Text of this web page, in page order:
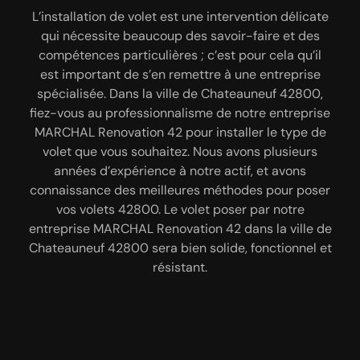
L’installation de volet est une intervention délicate
qui nécessite beaucoup des savoir-faire et des
compétences particulières ; c’est pour cela qu’il
est important de s’en remettre à une entreprise
spécialisée. Dans la ville de Chateauneuf 42800,
fiez-vous au professionnalisme de notre entreprise
MARCHAL Renovation 42 pour installer le type de
volet que vous souhaitez. Nous avons plusieurs
années d’expérience à notre actif, et avons
connaissance des meilleures méthodes pour poser
vos volets 42800. Le volet poser par notre
entreprise MARCHAL Renovation 42 dans la ville de
Chateauneuf 42800 sera bien solide, fonctionnel et
résistant.
années ; fiez-vous à notre entreprise MARCHAL
Renovation 42 pour effectuer un décapage de vos
volets métalliques dans la ville de Chateauneuf
42800. Nous avons à notre service des équipes de
peintres 42800 très professionnelles et
passionnées qui ont connaissance des différentes
méthodes de décapage, telles que : le décapage
chimique, le décapage à la soude ou le décapage
par sablage. Quelle que soit la technique de
décapage que vous souhaitez effectuer, nos
techniciens 42800 vont les réaliser dans le respect
des règles en vigueur.
Disposant de plusieurs années d'expérience dans
le domaine, notre entreprise MARCHAL Renovation
42 saura vous fournir un travail d’excellente qualité
en peinture et en décapage de volet à Chateauneuf
42800. Nos équipes sont des professionnels bien
formé qui saura mener à bien tous les travaux que
vous souhaitez faire avec votre volet à Chateauneuf
42800. Et pour réaliser ces travaux, notre
entreprise MARCHAL Renovation 42 propose de se
déplacer gratuitement chez vous. Il est à noter que,
vous pouvez jouir de cette gratuité de service que
vous soyez particuliers ou professionnels à
Chateauneuf.